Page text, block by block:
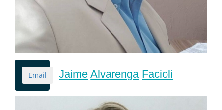
Email Jaime Alvarenga Facioli